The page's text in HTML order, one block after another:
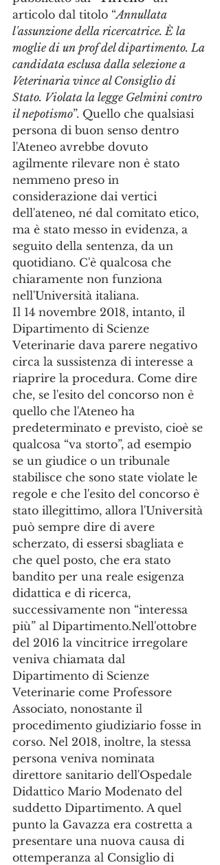
articolo dal titolo “Annullata
l'assunzione della ricercatrice. È la
moglie di un prof del dipartimento. La
candidata esclusa dalla selezione a
Veterinaria vince al Consiglio di
Stato. Violata la legge Gelmini contro
il nepotismo”. Quello che qualsiasi
persona di buon senso dentro
l'Ateneo avrebbe dovuto
agilmente rilevare non è stato
nemmeno preso in
considerazione dai vertici
dell'ateneo, né dal comitato etico,
ma è stato messo in evidenza, a
seguito della sentenza, da un
quotidiano. C'è qualcosa che
chiaramente non funziona
nell'Università italiana.
Il 14 novembre 2018, intanto, il
Dipartimento di Scienze
Veterinarie dava parere negativo
circa la sussistenza di interesse a
riaprire la procedura. Come dire
che, se l'esito del concorso non è
quello che l'Ateneo ha
predeterminato e previsto, cioè se
qualcosa “va storto”, ad esempio
se un giudice o un tribunale
stabilisce che sono state violate le
regole e che l'esito del concorso è
stato illegittimo, allora l'Università
può sempre dire di avere
scherzato, di essersi sbagliata e
che quel posto, che era stato
bandito per una reale esigenza
didattica e di ricerca,
successivamente non “interessa
più” al Dipartimento.Nell'ottobre
del 2016 la vincitrice irregolare
veniva chiamata dal
Dipartimento di Scienze
Veterinarie come Professore
Associato, nonostante il
procedimento giudiziario fosse in
corso. Nel 2018, inoltre, la stessa
persona veniva nominata
direttore sanitario dell'Ospedale
Didattico Mario Modenato del
suddetto Dipartimento. A quel
punto la Gavazza era costretta a
presentare una nuova causa di
ottemperanza al Consiglio di